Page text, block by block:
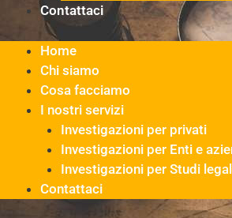
Contattaci
Home
Chi siamo
Cosa facciamo
I nostri servizi
Investigazioni per privati
Investigazioni per Enti e
Investigazioni per Studi
Contattaci